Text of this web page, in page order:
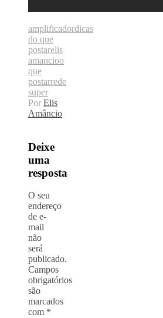
amplificadordicas
do que
postarelis
amancioo
que
postarrede
super
Por Elis
Amâncio
Deixe
uma
resposta
O seu
endereço
de e-
mail
não
será
publicado.
Campos
obrigatórios
são
marcados
com *